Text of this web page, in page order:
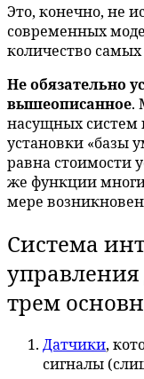
Это, конечно, не
современных
количество
Не обязательно
вышеописанное.
насущных систем
установки «базы
равна стоимости
же функции
мере
Система
управления
трем
Датчики,
сигналы